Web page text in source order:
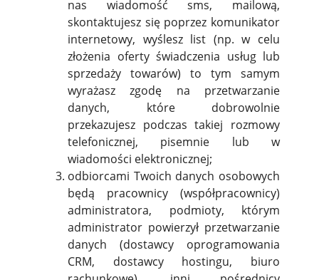
nas wiadomość sms, mailową,
skontaktujesz się poprzez komunikator
internetowy, wyślesz list (np. w celu
złożenia oferty świadczenia usług lub
sprzedaży towarów) to tym samym
wyrażasz zgodę na przetwarzanie
danych, które dobrowolnie
przekazujesz podczas takiej rozmowy
telefonicznej, pisemnie lub w
wiadomości elektronicznej;
odbiorcami Twoich danych osobowych
będą pracownicy (współpracownicy)
administratora, podmioty, którym
administrator powierzył przetwarzanie
danych (dostawcy oprogramowania
CRM, dostawcy hostingu, biuro